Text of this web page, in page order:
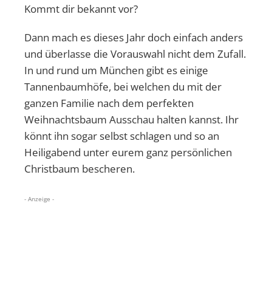
Kommt dir bekannt vor?
Dann mach es dieses Jahr doch einfach anders
und überlasse die Vorauswahl nicht dem Zufall.
In und rund um München gibt es einige
Tannenbaumhöfe, bei welchen du mit der
ganzen Familie nach dem perfekten
Weihnachtsbaum Ausschau halten kannst. Ihr
könnt ihn sogar selbst schlagen und so an
Heiligabend unter eurem ganz persönlichen
Christbaum bescheren.
- Anzeige -